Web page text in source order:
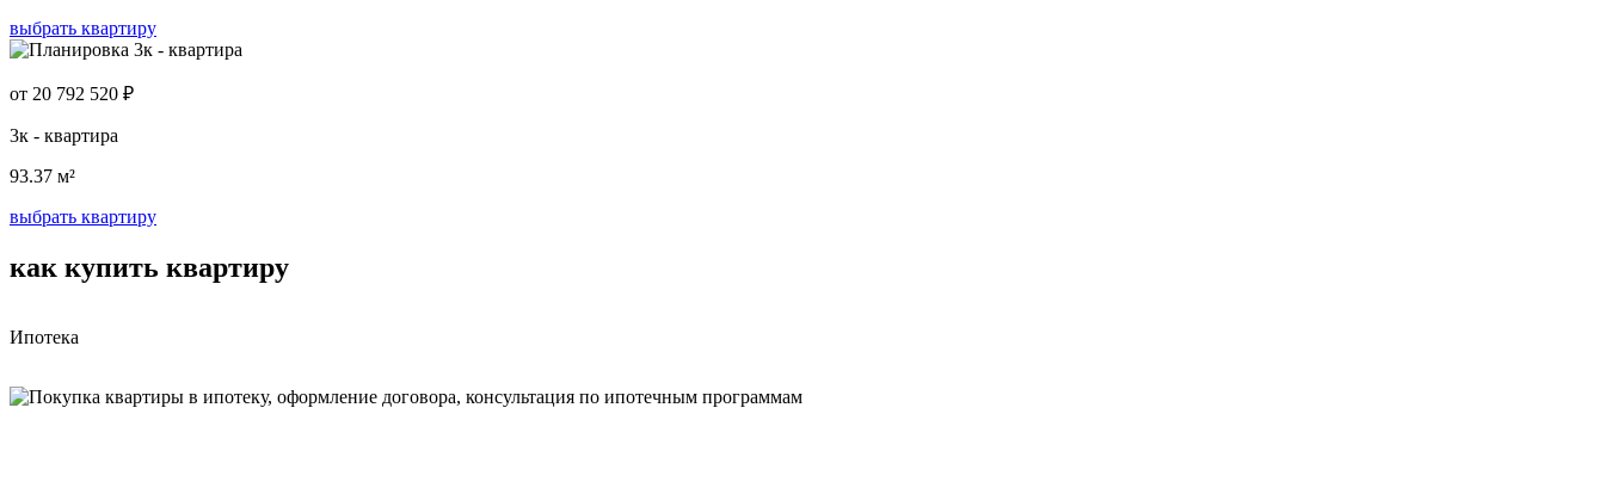
выбрать квартиру
от 20 792 520 ₽
3к - квартира
93.37 м²
выбрать квартиру
как купить квартиру
Ипотека